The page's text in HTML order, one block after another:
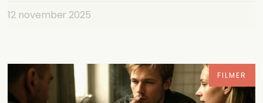
12 november 2025
FILMER